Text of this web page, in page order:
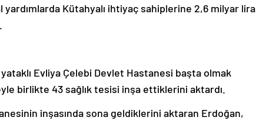
yardımlarda Kütahyalı ihtiyaç sahiplerine 2,6 milyar lira
Evliya Çelebi Devlet Hastanesi başta olmak
birlikte 43 sağlık tesisi inşa ettiklerini aktardı.
inşasında sona geldiklerini aktaran Erdoğan,